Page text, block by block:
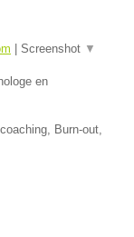
Screenshot ▼
en
Burn-out,